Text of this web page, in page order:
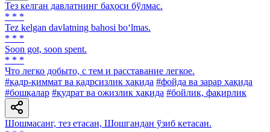
Тез келган давлатнинг баҳоси бўлмас.
* * *
Tez kelgan davlatning bahosi bo‘lmas.
* * *
Soon got, soon spent.
* * *
Что легко добыто, с тем и расставание легкое.
#қадр-қиммат ва қадрсизлик ҳақида #фойда ва зарар ҳақида
#бошқалар #қудрат ва ожизлик ҳақида #бойлик, фақирлик
Шошмасанг, тез етасан, Шошгандан ўзиб кетасан.